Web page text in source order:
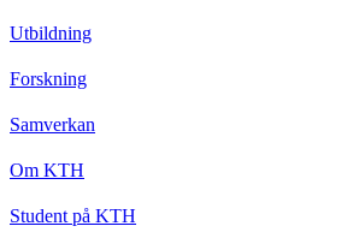
Utbildning
Forskning
Samverkan
Om KTH
Student på KTH